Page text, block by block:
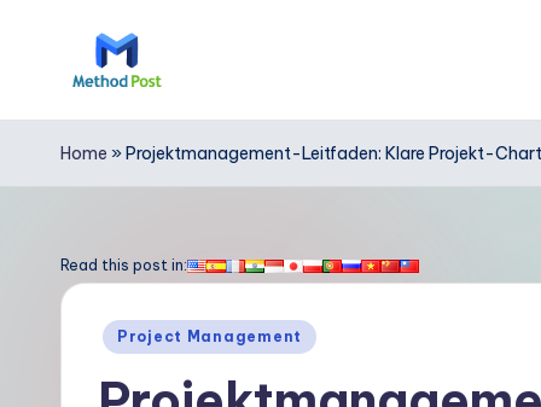
M
e
h
Home » Projektmanagement-Leitfaden: Klare Projekt-
Read this post in:
Posted
Project Management